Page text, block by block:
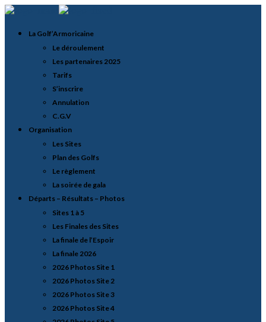
La Golf’Armoricaine
Le déroulement
Les partenaires 2025
Tarifs
S’inscrire
Annulation
C.G.V
Organisation
Les Sites
Plan des Golfs
Le règlement
La soirée de gala
Départs – Résultats – Photos
Sites 1 à 5
Les Finales des Sites
La finale de l’Espoir
La finale 2026
2026 Photos Site 1
2026 Photos Site 2
2026 Photos Site 3
2026 Photos Site 4